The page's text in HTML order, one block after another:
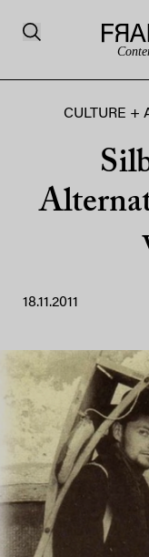
CULTURE +
18.11.2011